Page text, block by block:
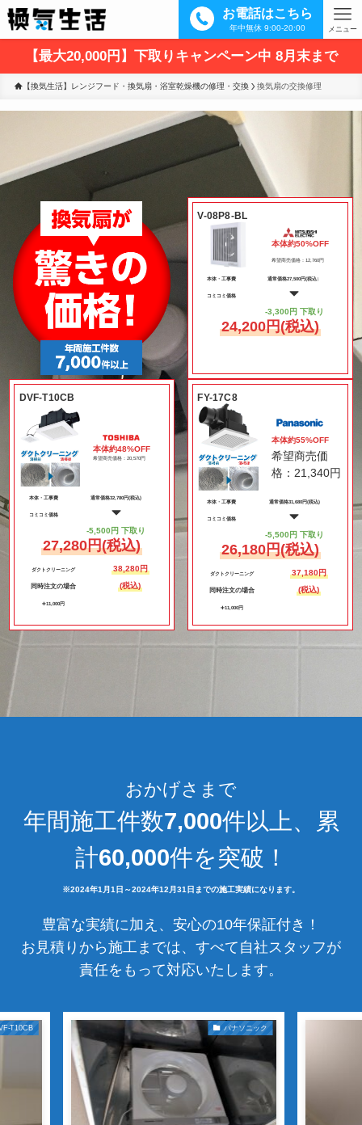
お電話はこちら
年中無休 9:00-20:00 メニュー
【最大20,000円】下取りキャンペーン中 8月末まで
【換気生活】レンジフード・換気扇・浴室乾燥機の修理・交換 換気扇の交換修理
V-08P8-BL
本体約50%OFF
希望商売価格：12,760円
本体・工事費
コミコミ価格
通常価格27,500円(税込）
-3,300円 下取り
24,200円(税込)
DVF-T10CB
本体約48%OFF
希望商売価格：20,570円
本体・工事費
コミコミ価格
通常価格32,780円(税込)
-5,500 円 下取り
27,280円(税込)
ダクトクリーニング
同時注文の場合
➕11,000円
38,280円
(税込)
FY-17C8
本体約55%OFF
希望商売価
格：21,340円
本体・工事費
コミコミ価格
通常価格31,680円(税込)
-5,500 円 下取り
26,180円(税込)
ダクトクリーニング
同時注文の場合
➕11,000円
37,180円
(税込)
おかげさまで
年間施工件数7,000件以上、累
計60,000件を突破！
※2024年1月1日～2024年12月31日までの施工実績になります。
豊富な実績に加え、安心の10年保証付き！
お見積りから施工までは、すべて自社スタッフが
責任をもって対応いたします。
T10CB パナソニック